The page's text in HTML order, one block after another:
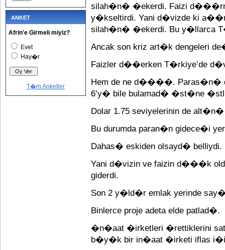
ANKET
Afrin'e Girmeli miyiz?
Evet
Hay�r
T�m Anketler
silah�n� �ekerdi. Faizi
y�kseltirdi. Yani d�vizde ki
silah�n� �ekerdi. Bu y�llarca
Ancak son kriz art�k dengeleri
Faizler d��erken T�rkiye’de
Hem de ne d����. Paras�n�
6’y� bile bulamad� �st�ne
Dolar 1.75 seviyelerinin de alt�n�
Bu durumda paran�n gidece�i
Dahas� eskiden olsayd� belliydi.
Yani d�vizin ve faizin d���k
giderdi.
Son 2 y�ld�r emlak yerinde
Binlerce proje adeta elde patlad�.
�n�aat �irketleri �rettiklerini
b�y�k bir in�aat �irketi iflas